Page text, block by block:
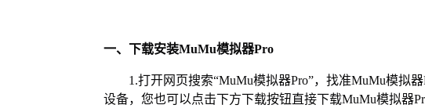
一、下载安装MuMu模拟器Pro
1.打开网页搜索“MuMu模拟器Pro”，找准MuMu模拟
设备，您也可以点击下方下载按钮直接下载MuMu模拟器